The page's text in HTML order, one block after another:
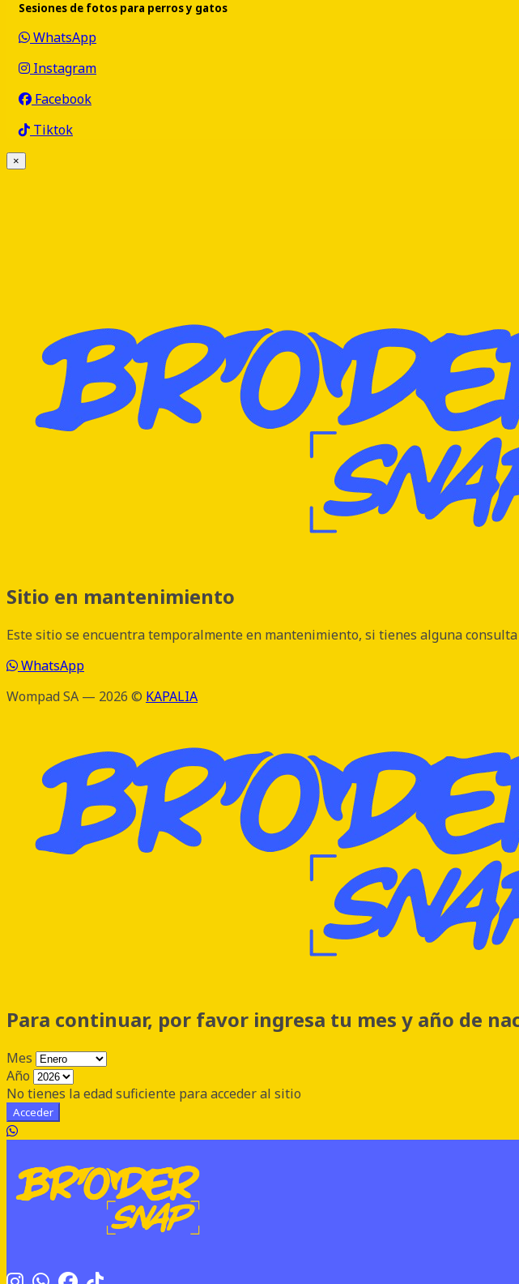
Sesiones de fotos para perros y gatos
WhatsApp
Instagram
Facebook
Tiktok
×
Sitio en mantenimiento
Este sitio se encuentra temporalmente en mantenimiento, si tienes alguna
WhatsApp
Wompad SA — 2026 © KAPALIA
Para continuar, por favor ingresa tu mes y año de
Mes
Año
No tienes la edad suficiente para acceder al sitio
Acceder